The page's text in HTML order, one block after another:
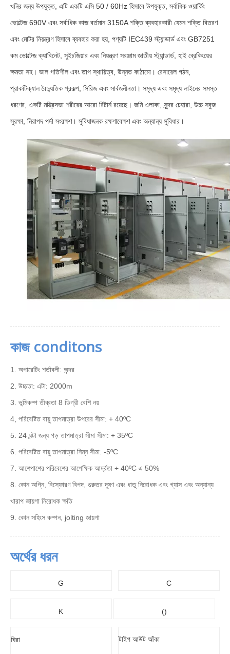
খনির জন্য উপযুক্ত, এটি একটি এসি 50 / 60Hz হিসাবে উপযুক্ত, সর্বাধিক ওয়ার্কিং
ভোল্টেজ 690V এবং সর্বাধিক কাজ বর্তমান 3150A শক্তি ব্যবহারকারী যেমন শক্তি বিতরণ
এবং মোটর নিয়ন্ত্রণ হিসাবে ব্যবহার করা হয়, পণ্যটি IEC439 স্ট্যান্ডার্ড এবং GB7251
কম ভোল্টেজ ক্যাবিনেট, সুইচজিয়ার এবং নিয়ন্ত্রণ সরঞ্জাম জাতীয় স্ট্যান্ডার্ড, হাই ব্রেকিংয়ের
ক্ষমতা সহ। ভাল গতিশীল এবং তাপ স্থায়িত্ব, উন্নত কাঠামো। রেসারেল গঠন,
প্রাকটিক্যাল বৈদ্যুতিক প্রকল্প, সিরিজ এবং সার্বজনীনতা। সমৃদ্ধ এবং সমৃদ্ধ লাইনের সমস্ত
ধরণের, একটি মন্ত্রিসভা শরীরের আরো রিটার্ন রয়েছে। জমি এলাকা, সুন্দর চেহারা, উচ্চ সবুজ
সুরক্ষা, নিরাপদ পর্দা সংরক্ষণ। সুবিধাজনক রক্ষণাবেক্ষণ এবং অন্যান্য সুবিধার।
কাজ conditons
1. অপারেটিং শর্তাবলী: অন্দর
2. উচ্চতা: এটা: 2000m
3. ভূমিকম্প তীব্রতা 8 ডিগ্রী বেশি নয়
4, পরিবেষ্টিত বায়ু তাপমাত্রা উপরের সীমা: + 40ºC
5. 24 ঘন্টা জন্য গড় তাপমাত্রা সীমা সীমা: + 35ºC
6. পরিবেষ্টিত বায়ু তাপমাত্রা নিম্ন সীমা: -5ºC
7. আশেপাশের পরিবেশের আপেক্ষিক আর্দ্রতা + 40ºC এ 50%
8. কোন অগ্নি, বিস্ফোরণ বিপদ, গুরুতর দূষণ এবং ধাতু নিরোধক এবং গ্যাস এবং অন্যান্য
খারাপ জায়গা নিরোধক ক্ষতি
9. কোন সহিংস কম্পন, jolting জায়গা
অর্থের ধরন
G C
K ()
ঘিরা টাইপ আউট আঁকা